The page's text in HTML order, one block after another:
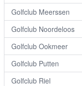
Golfclub Meerssen
Golfclub Noordeloos
Golfclub Ookmeer
Golfclub Putten
Golfclub Riel